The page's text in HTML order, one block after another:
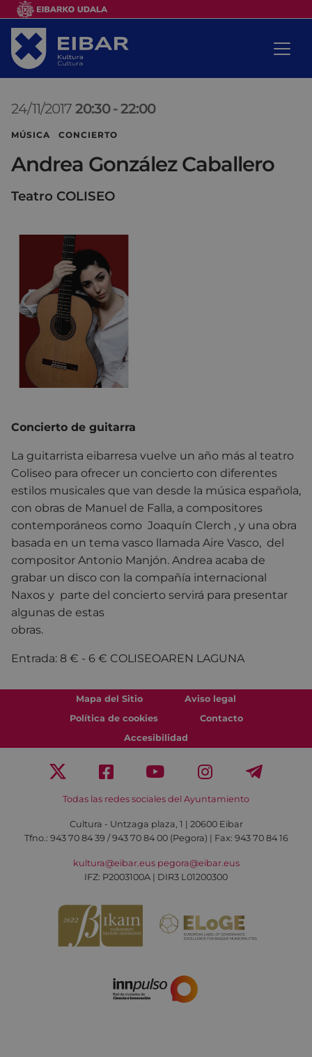
24/11/2017 20:30 -22:00
MÚSICA CONCIERTO
Andrea González Caballero
Teatro COLISEO
Concierto de guitarra
La guitarrista eibarresa vuelve un año más al teatro
Coliseo para ofrecer un concierto con diferentes
estilos musicales que van desde la música española,
con obras de Manuel de Falla, a compositores
contemporáneos como Joaquín Clerch , y una obra
basada en un tema vasco llamada Aire Vasco, del
compositor Antonio Manjón. Andrea acaba de
grabar un disco con la compañía internacional
Naxos y parte del concierto servirá para presentar
algunas de estas
obras.
Entrada: 8 € - 6 € COLISEOAREN LAGUNA
Mapa del Sitio
Aviso legal
Política de cookies
Contacto
Accesibilidad
Todas las redes sociales del Ayuntamiento
Cultura - Untzaga plaza, 1 | 20600 Eibar
Tfno.: 943 70 84 39 / 943 70 84 00 (Pegora) | Fax: 943 70 84 16
kultura@eibar.eus pegora@eibar.eus
IFZ: P2003100A | DIR3 L01200300